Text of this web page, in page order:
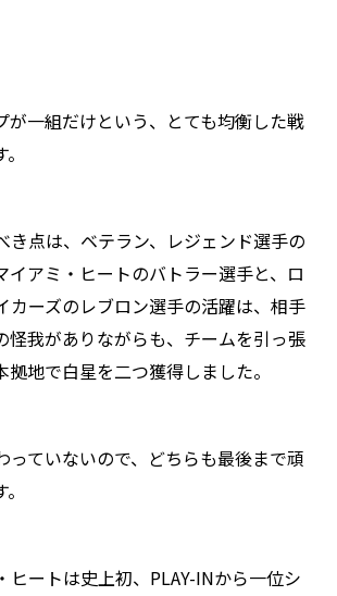
が一組だけという、とても均衡した戦
き点は、ベテラン、レジェンド選手の
イアミ・ヒートのバトラー選手と、ロ
カーズのレブロン選手の活躍は、相手
怪我がありながらも、チームを引っ張
拠地で白星を二つ獲得しました。
っていないので、どちらも最後まで頑
ヒートは史上初、PLAY-INから一位シ